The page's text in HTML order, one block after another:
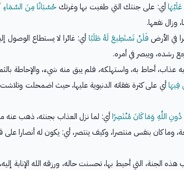
أي: على جنتك التي طغيت بها وغرتك حُسْبَانًا مِنَ السَّمَاءِ
وزال نفعها.
في الأرض فَلَنْ تَسْتَطِيعَ لَهُ طَلَبًا أي: غائرا لا يستطاع الوصول
رشده، ويبصر في أمره.
عذاب، أحاط به، واستهلكه، فلم يبق منه شيء، والإحاطة
أي على كثرة نفقاته الدنيوية عليها، حيث اضمحلت وتلاشت، فلم
اللَّهِ وَمَا كَانَ مُنْتَصِرًاأي: لما نزل العذاب بجنته، ذهب عنه
وما كان بنفس منتصرا، وكيف ينتصر، أي: يكون له أنصارا
الجنة، التي أحيط بها، تحسنت حاله، ورزقه الله الإنابة